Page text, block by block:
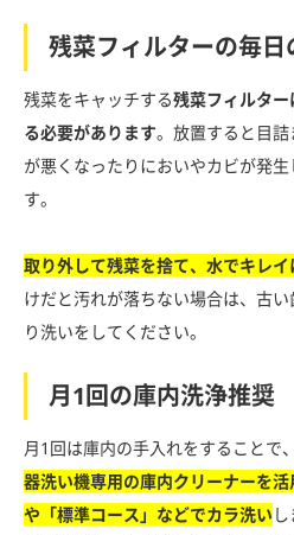
残菜フィルターの毎
残菜をキャッチする残菜フィルタ
る必要があります。放置すると目
が悪くなったりにおいやカビが発
す。
取り外して残菜を捨て、水でキレ
けだと汚れが落ちない場合は、古
り洗いをしてください。
月1回の庫内洗浄推奨
月1回は庫内の手入れをすることで
器洗い機専用の庫内クリーナーを活
や「標準コース」などでカラ洗い